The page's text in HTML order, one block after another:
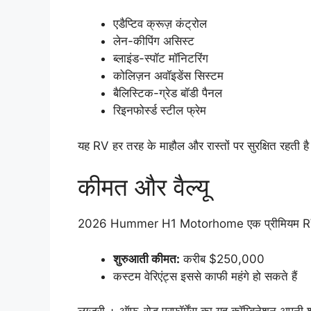
एडैप्टिव क्रूज़ कंट्रोल
लेन-कीपिंग असिस्ट
ब्लाइंड-स्पॉट मॉनिटरिंग
कोलिज़न अवॉइडेंस सिस्टम
बैलिस्टिक-ग्रेड बॉडी पैनल
रिइनफोर्स्ड स्टील फ्रेम
यह RV हर तरह के माहौल और रास्तों पर सुरक्षित रहती
कीमत और वैल्यू
2026 Hummer H1 Motorhome एक प्रीमियम
शुरुआती कीमत: करीब $250,000
कस्टम वेरिएंट्स इससे काफी महंगे हो सकते हैं